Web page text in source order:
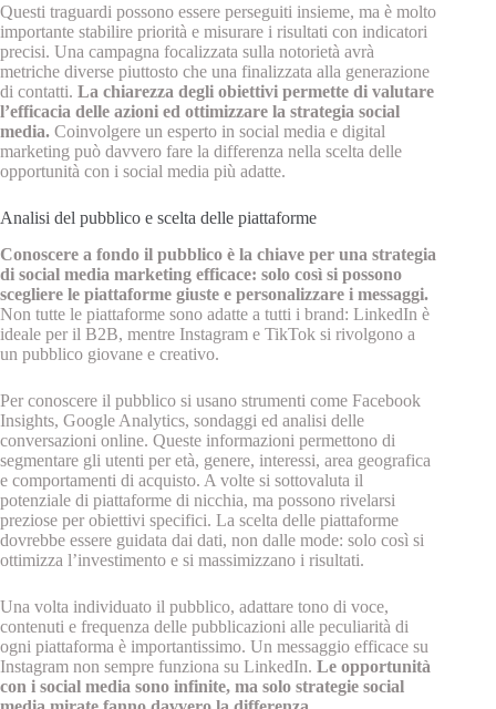
Questi traguardi possono essere perseguiti insieme, ma è molto
importante stabilire priorità e misurare i risultati con indicatori
precisi. Una campagna focalizzata sulla notorietà avrà
metriche diverse piuttosto che una finalizzata alla generazione
di contatti. La chiarezza degli obiettivi permette di valutare
l’efficacia delle azioni ed ottimizzare la strategia social
media. Coinvolgere un esperto in social media e digital
marketing può davvero fare la differenza nella scelta delle
opportunità con i social media più adatte.
Analisi del pubblico e scelta delle piattaforme
Conoscere a fondo il pubblico è la chiave per una strategia
di social media marketing efficace: solo così si possono
scegliere le piattaforme giuste e personalizzare i messaggi.
Non tutte le piattaforme sono adatte a tutti i brand: LinkedIn è
ideale per il B2B, mentre Instagram e TikTok si rivolgono a
un pubblico giovane e creativo.
Per conoscere il pubblico si usano strumenti come Facebook
Insights, Google Analytics, sondaggi ed analisi delle
conversazioni online. Queste informazioni permettono di
segmentare gli utenti per età, genere, interessi, area geografica
e comportamenti di acquisto. A volte si sottovaluta il
potenziale di piattaforme di nicchia, ma possono rivelarsi
preziose per obiettivi specifici. La scelta delle piattaforme
dovrebbe essere guidata dai dati, non dalle mode: solo così si
ottimizza l’investimento e si massimizzano i risultati.
Una volta individuato il pubblico, adattare tono di voce,
contenuti e frequenza delle pubblicazioni alle peculiarità di
ogni piattaforma è importantissimo. Un messaggio efficace su
Instagram non sempre funziona su LinkedIn. Le opportunità
con i social media sono infinite, ma solo strategie social